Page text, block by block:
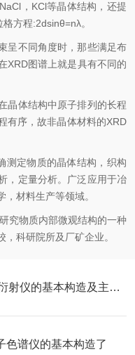
，KCl等晶体结构，还提
方程:2dsinθ=nλ。
不同角度时，那些满足布
XRD图谱上就是具有不同的
体结构中原子排列的长程
有序，故非晶体材料的XRD
定物质的晶体结构，织构
，定量分析。广泛应用于冶
材料生产等领域。
物质内部微观结构的一种
科研院所及厂矿企业。
了解一下桌面型XRD衍射仪的基本构造及主要参数
色谱仪的基本构造了